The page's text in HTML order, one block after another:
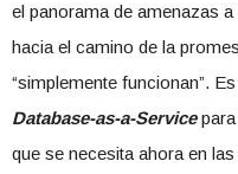
el panorama de amenazas
hacia el camino de la
“simplemente funcionan”.
Database-as-a-Servicepara
que se necesita ahora en